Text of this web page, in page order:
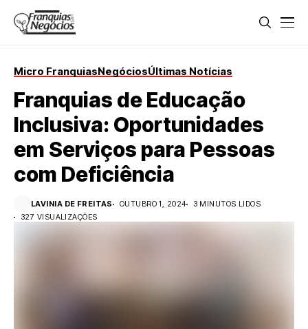
Micro FranquiasNegóciosÚltimas Notícias
Franquias de Educação
Inclusiva: Oportunidades
em Serviços para Pessoas
com Deficiência
LAVINIA DE FREITAS OUTUBRO 1, 2024
3 MINUTOS LIDOS
327 VISUALIZAÇÕES